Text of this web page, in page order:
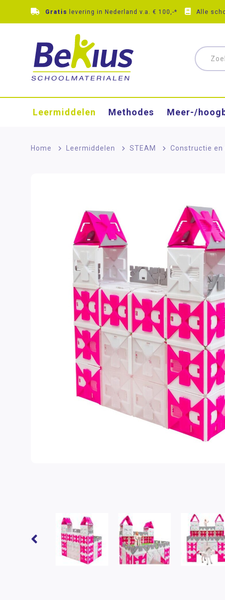
Gratis levering in Nederland v.a. € 100,-* Alle
Leermiddelen Methodes Meer-/
Home > Leermiddelen > STEAM > Constructie en